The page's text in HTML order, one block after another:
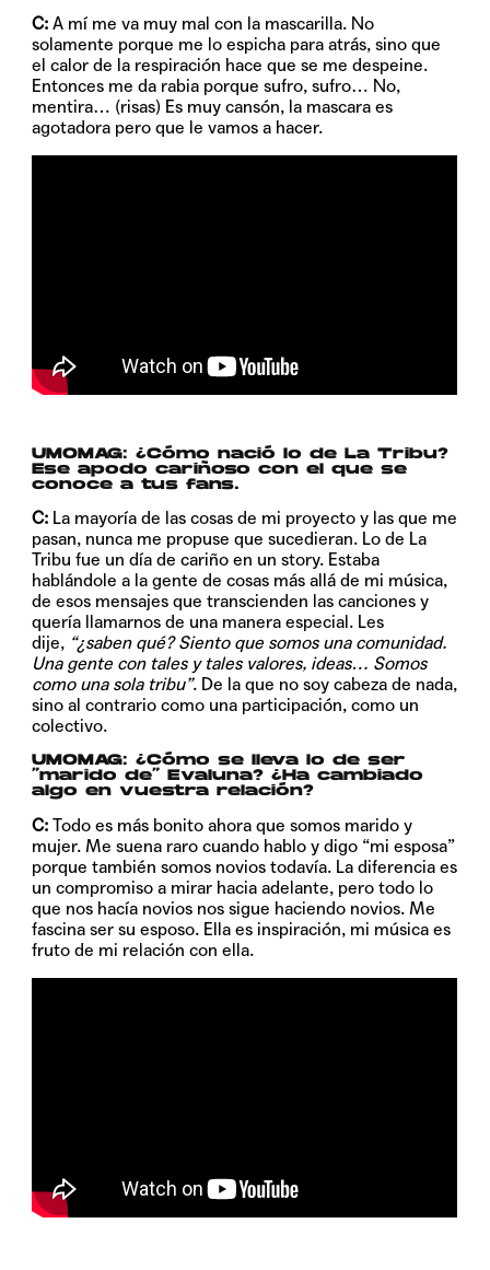
C: A mí me va muy mal con la mascarilla. No
solamente porque me lo espicha para atrás, sino que
el calor de la respiración hace que se me despeine.
Entonces me da rabia porque sufro, sufro… No,
mentira… (risas) Es muy cansón, la mascara es
agotadora pero que le vamos a hacer.
UMOMAG:¿Cómo nació lo de La Tribu?
Ese apodo cariñoso con el que se
conoce a tus fans.
C: La mayoría de las cosas de mi proyecto y las que me
pasan, nunca me propuse que sucedieran. Lo de La
Tribu fue un día de cariño en un story. Estaba
hablándole a la gente de cosas más allá de mi música,
de esos mensajes que transcienden las canciones y
quería llamarnos de una manera especial. Les
dije, “¿saben qué? Siento que somos una comunidad.
Una gente con tales y tales valores, ideas… Somos
como una sola tribu”. De la que no soy cabeza de nada,
sino al contrario como una participación, como un
colectivo.
UMOMAG:¿Cómo se lleva lo de ser
“marido de” Evaluna? ¿Ha cambiado
algo en vuestra relación?
C: Todo es más bonito ahora que somos marido y
mujer. Me suena raro cuando hablo y digo “mi esposa”
porque también somos novios todavía. La diferencia es
un compromiso a mirar hacia adelante, pero todo lo
que nos hacía novios nos sigue haciendo novios. Me
fascina ser su esposo. Ella es inspiración, mi música es
fruto de mi relación con ella.